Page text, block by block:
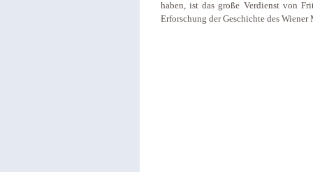
haben, ist das große Verdienst von
Erforschung der Geschichte des